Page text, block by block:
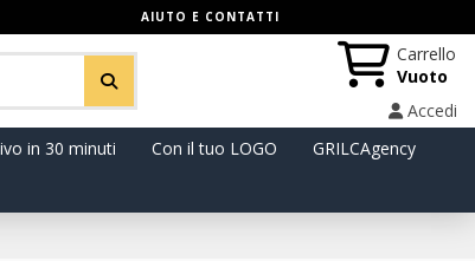
AIUTO E CONTATTI
Carrello
Vuoto
Accedi
in 30 minuti Con il tuo LOGO
GRILCAgency